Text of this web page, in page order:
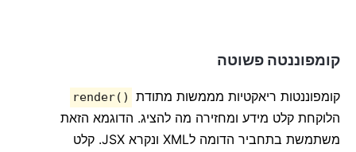
קומפוננטה פשוטה
קומפוננטות ריאקטיות מממשות מתודת render()
הלוקחת קלט מידע ומחזירה מה להציג. הדוגמא הזאת
משתמשת בתחביר הדומה לXML ונקרא JSX. קלט